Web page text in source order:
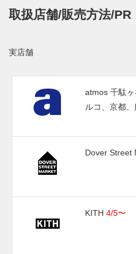
れ、差し色には鮮やかなボル
ボーダー上部が忠実に再現さ
スニーカーシーンを熱狂させ
2025年4月にナイキ取扱店にて
日本国内では2025年4月5日に
定。価格は24,200円 (税込)。
ニーカーウォーズの
取扱店舗/販売方法/PR
実店舗
atmos 千駄
ルコ、京都
Dover Street
KITH 4/5〜